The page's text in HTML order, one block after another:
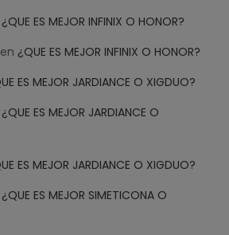
¿QUE ES MEJOR INFINIX O HONOR?
en ¿QUE ES MEJOR INFINIX O HONOR?
ES MEJOR JARDIANCE O XIGDUO?
¿QUE ES MEJOR JARDIANCE O
ES MEJOR JARDIANCE O XIGDUO?
¿QUE ES MEJOR SIMETICONA O